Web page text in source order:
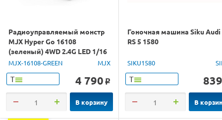
Радиоуправляемый монстр
MJX Hyper Go 16108
(зеленый) 4WD 2.4G LED 1/16
RTR
MJX-16108-GREEN MJX
Т 4 790 o
В корзину
Гоночная машина Siku Audi
RS 5 1580
SIKU1580
Т 839
В